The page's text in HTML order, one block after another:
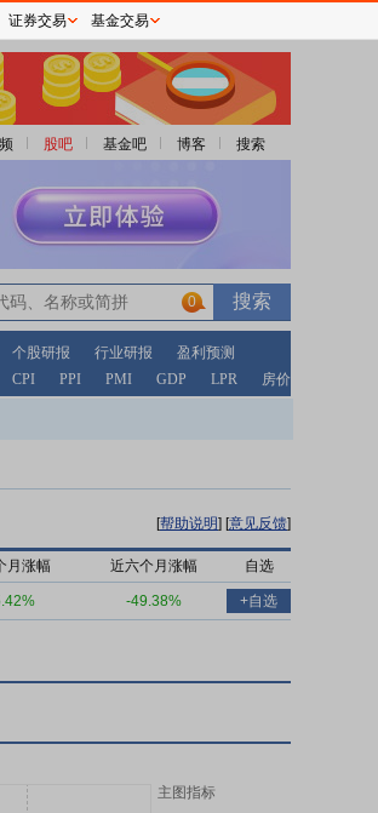
股吧 基金吧 博客 搜索
0
个股研报 行业研报
盈利预测
CPI PPI PMI GDP LPR 房价
[帮助说明] [意见反馈]
月涨幅 近六个月涨幅 自选
-49.38% +自选
主图指标
证券交易 基金交易